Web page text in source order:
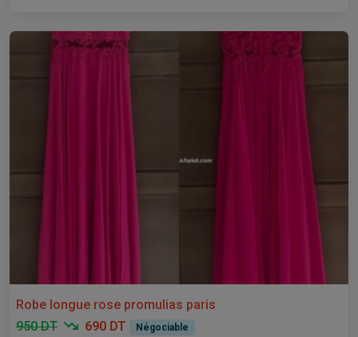
Robe longue rose promulias paris
950 DT
690 DT Négociable